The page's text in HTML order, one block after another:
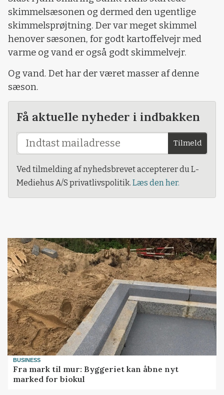
skimmelsæsonen og dermed den ugentlige
skimmelsprøjtning. Der var meget skimmel
henover sæsonen, for godt kartoffelvejr med
varme og vand er også godt skimmelvejr.
Og vand. Det har der været masser af denne
sæson.
Få aktuelle nyheder i indbakken
Tilmeld
Ved tilmelding af nyhedsbrevet accepterer du L-
Mediehus A/S privatlivspolitik. Læs den her.
BUSINESS
Fra mark til mur: Byggeriet kan åbne nyt
marked for biokul